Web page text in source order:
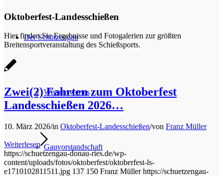
Der Schützengau
Wissenswertes
Gauvorstandschaft
Oktoberfest-Landesschießen
Hier finden Sie Ergebnisse und Fotogalerien zur größten
Breitensportveranstaltung des Schießsports.
Zwei(2) Fahrten zum Oktoberfest
Landesschießen 2026…
10. März 2026/in Oktoberfest-Landesschießen/von Franz Müller
Weiterlesen
https://schuetzengau-donau-ries.de/wp-
content/uploads/fotos/oktoberfest/oktoberfest-ls-
e1710102811511.jpg 137 150 Franz Müller https://schuetzengau-